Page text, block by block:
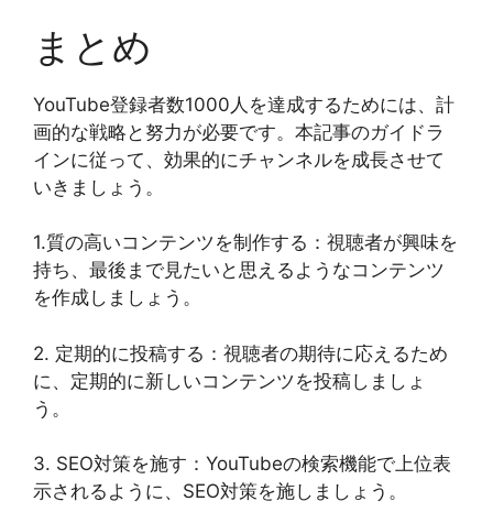
まとめ
YouTube登録者数1000人を達成するためには、計
画的な戦略と努力が必要です。本記事のガイドラ
インに従って、効果的にチャンネルを成長させて
いきましょう。
1.質の高いコンテンツを制作する：視聴者が興味を
持ち、最後まで見たいと思えるようなコンテンツ
を作成しましょう。
2. 定期的に投稿する：視聴者の期待に応えるため
に、定期的に新しいコンテンツを投稿しましょ
う。
3. SEO対策を施す：YouTubeの検索機能で上位表
示されるように、SEO対策を施しましょう。